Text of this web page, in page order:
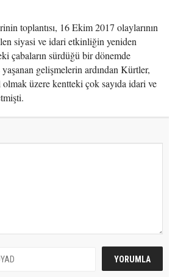
toplantısı, 16 Ekim 2017 olaylarının
siyasi ve idari etkinliğin yeniden
çabaların sürdüğü bir dönemde
gelişmelerin ardından Kürtler,
üzere kentteki çok sayıda idari ve